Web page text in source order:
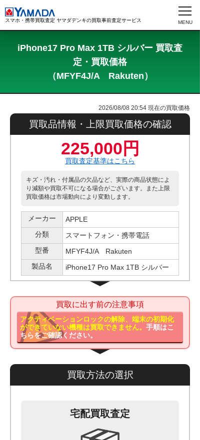
スマホ・携帯買取査定 ヤマダデンキの買取事前査定サービス
iPhone17 Pro Max 1TB シルバー 買取査
定・買取価格
（MFYF4J/A Rakuten）
2026/08/08 20:54 現在の買取価格
買取品情報・上限買取価格の確認
225,000円
買取査定基準はこちら
キズ・汚れ・付属品の欠品など、実際の商品状態によ
り減額や買取不可になる場合がございます。また上限
買取価格は市場動向により変動します。
メーカー
APPLE
分類
スマートフォン・携帯電話
型番
MFYF4J/A Rakuten
製品名
iPhone17 Pro Max 1TB シルバー
買取に出す前の注意事項
アクティベーションロックの解除、端末の初期化
ができていない機種は買取できません。手順はこ
ちらをご確認ください。
買取方法の選択
宅配買取査定